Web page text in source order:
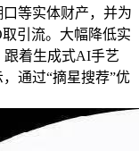
等实体财产，并为
引流。大幅降低实
跟着生成式AI手艺
通过“摘星搜荐”优